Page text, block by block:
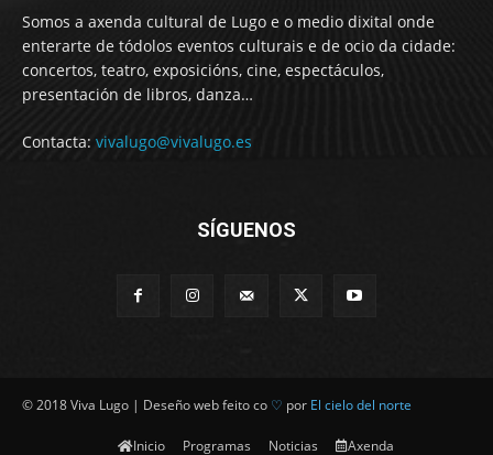
Somos a axenda cultural de Lugo e o medio dixital onde
enterarte de tódolos eventos culturais e de ocio da cidade:
concertos, teatro, exposicións, cine, espectáculos,
presentación de libros, danza…
Contacta: vivalugo@vivalugo.es
SÍGUENOS
© 2018 Viva Lugo | Deseño web feito co ♡ por El cielo del norte
Inicio Programas Noticias Axenda